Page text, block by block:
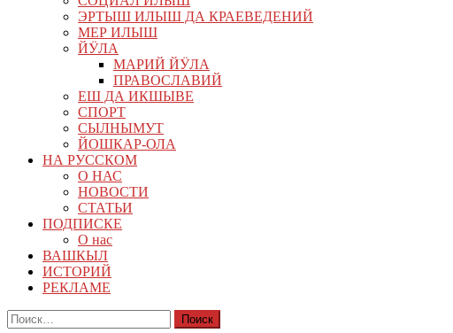
ЭРТЫШ ИЛЫШ ДА КРАЕВЕДЕНИЙ
МЕР ИЛЫШ
ЙӰЛА
МАРИЙ ЙӰЛА
ПРАВОСЛАВИЙ
ЕШ ДА ИКШЫВЕ
СПОРТ
СЫЛНЫМУТ
ЙОШКАР-ОЛА
НА РУССКОМ
О НАС
НОВОСТИ
СТАТЬИ
ПОДПИСКЕ
О нас
ВАШКЫЛ
ИСТОРИЙ
РЕКЛАМЕ
Найти: